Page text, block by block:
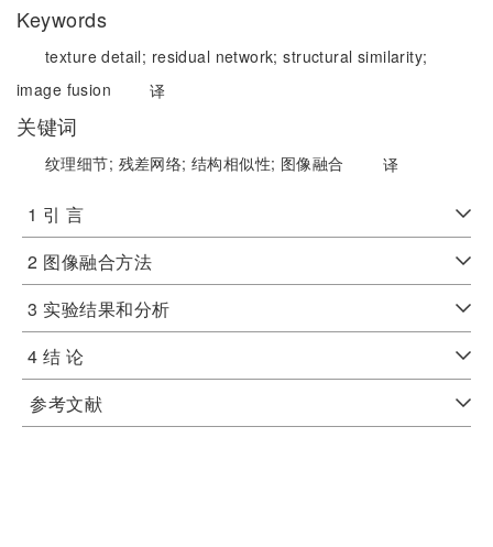
Keywords
texture detail; residual network;structural similarity;
image fusion
译
关键词
纹理细节; 残差网络;结构相似性; 图像融合 译
1 引 言
2 图像融合方法
3 实验结果和分析
4 结 论
参考文献